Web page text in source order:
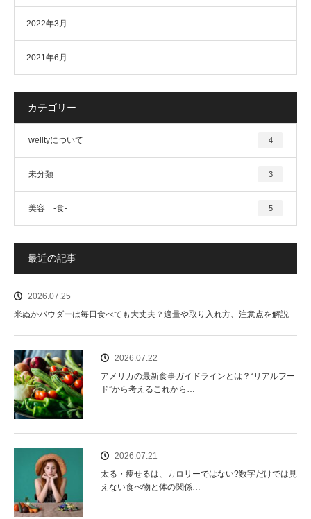
2022年3月
2021年6月
カテゴリー
welltyについて 4
未分類 3
美容 -食- 5
最近の記事
2026.07.25
米ぬかパウダーは毎日食べても大丈夫？適量や取り入れ方、注意点を解説
2026.07.22
アメリカの最新食事ガイドラインとは？“リアルフー
ド”から考えるこれから…
2026.07.21
太る・痩せるは、カロリーではない?数字だけでは見
えない食べ物と体の関係…